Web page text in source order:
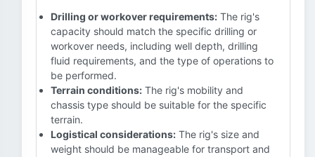
Drilling or workover requirements: The rig's
capacity should match the specific drilling or
workover needs, including well depth, drilling
fluid requirements, and the type of operations to
be performed.
Terrain conditions: The rig's mobility and
chassis type should be suitable for the specific
terrain.
Logistical considerations: The rig's size and
weight should be manageable for transport and